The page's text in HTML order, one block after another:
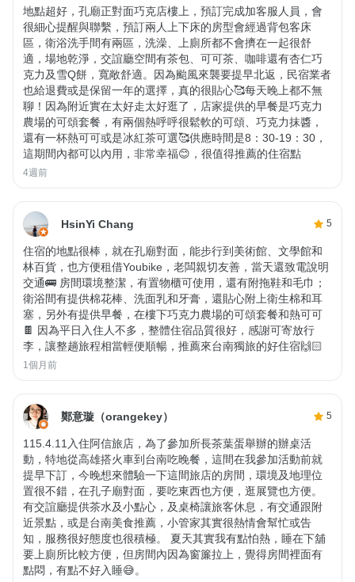
地點超好，孔廟正對面巧克店樓上，預訂完成加客服人員，會
很細心提醒與聯繫，預訂兩人上下床的房型會經過背包客床
區，衛浴洗手間有兩區，洗澡、上廁所都不會擠在一起很舒
適，場地乾淨，交誼廳空間有茶包、可可茶、咖啡還有杏仁巧
克力及雪Q餅，寬敞舒適。因為颱風來襲要提早北返，民宿業者
也給退費或是保留一年的選擇，真的很貼心🥰每天晚上都不無
聊！因為附近實在太好走太好逛了，店家提供的早餐是巧克力
農場的可頌套餐，有兩個熱呼呼很鬆軟的可頌、巧克力抹醬，
還有一杯熱可可或是冰紅茶可選🥰供應時間是8：30-19：30，
這期間內都可以內用，非常幸福😊，很值得推薦的住宿點
4週前
HsinYi Chang 5
住宿的地點很棒，就在孔廟對面，能步行到美術館、文學館和
林百貨，也方便租借Youbike，老闆親切友善，當天還致電說明
交通🚌 房間環境整潔，有置物櫃可使用，還有附拖鞋和毛巾；
衛浴間有提供棉花棒、洗面乳和牙膏，還貼心附上衛生棉和耳
塞，另外有提供早餐，在樓下巧克力農場的可頌套餐和熱可可
🍫 因為平日入住人不多，整體住宿品質很好，感謝可寄放行
李，讓整趟旅程相當輕便順暢，推薦來台南獨旅的好住宿🙌🏻
1個月前
鄭意璇（orangekey） 5
115.4.11入住阿信旅店，為了參加所長茶葉蛋舉辦的辦桌活
動，特地從高雄搭火車到台南吃晚餐，這間在我參加活動前就
提早下訂，今晚想來體驗一下這間旅店的房間，環境及地理位
置很不錯，在孔子廟對面，要吃東西也方便，逛展覽也方便。
有交誼廳提供茶水及小點心，及桌椅讓旅客休息，有交通跟附
近景點，或是台南美食推薦，小管家其實很熱情會幫忙或告
知，服務很好態度也很積極。 夏天其實我有點怕熱，睡在下舖
要上廁所比較方便，但房間內因為窗簾拉上，覺得房間裡面有
點悶，有點不好入睡😅。